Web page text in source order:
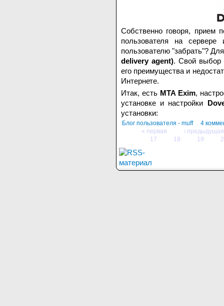
Собственно говоря, прием
пользователя на
пользователю "забрать"?
delivery agent). Свой выбор
его преимущества и
Интернете.
Итак, есть MTA Exim,
установке и настройки
установки:
Блог пользователя - muff
4
« первая
‹ предыдущая
17
18 19